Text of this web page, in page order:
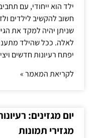
ילד הוא ייחודי, עם
חשוב להקשיב לילדים
שניתן יהיה למקד את
לאלה. ככל שהילד
יפתח רעיונות חדשים
לקריאת המאמר »
יום מגזינים:
מגזירי תמונות